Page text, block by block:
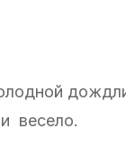
весело.